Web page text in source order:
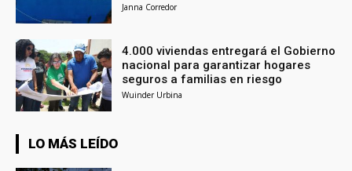
Janna Corredor
4.000 viviendas entregará el Gobierno
nacional para garantizar hogares
seguros a familias en riesgo
Wuinder Urbina
LO MÁS LEÍDO